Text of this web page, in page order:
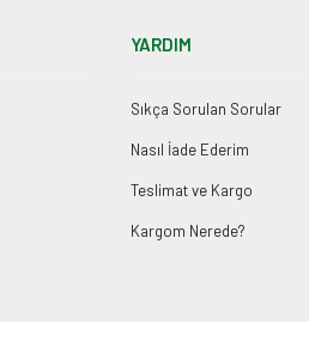
YARDIM
Sıkça Sorulan Sorular
Nasıl İade Ederim
Teslimat ve Kargo
Kargom Nerede?